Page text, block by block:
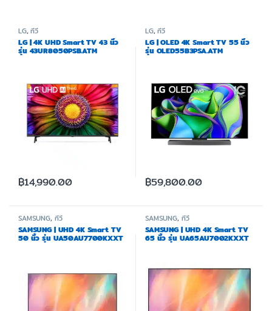
LG,ทีวี
LG | 4K UHD Smart TV 43 นิ้ว
รุ่น 43UR8050PSB.ATM
฿14,990.00
LG,ทีวี
LG | OLED 4K Smart TV 55 นิ้ว
รุ่น OLED55B3PSA.ATM
฿59,800.00
SAMSUNG, ทีวี
SAMSUNG | UHD 4K Smart TV
50 นิ้ว รุ่น UA50AU7700KXXT
SAMSUNG, ทีวี
SAMSUNG | UHD 4K Smart TV
65 นิ้ว รุ่น UA65AU7002KXXT